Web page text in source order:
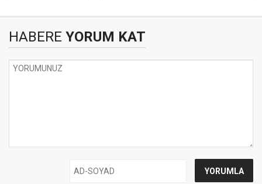
HABERE YORUM KAT